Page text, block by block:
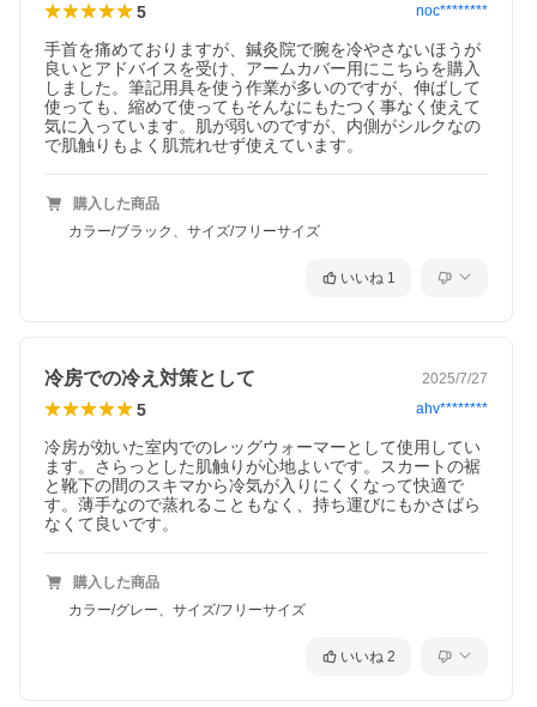
5 noc********
手首を痛めておりますが、鍼灸院で腕を冷やさないほうが
良いとアドバイスを受け、アームカバー用にこちらを購入
しました。筆記用具を使う作業が多いのですが、伸ばして
使っても、縮めて使ってもそんなにもたつく事なく使えて
気に入っています。肌が弱いのですが、内側がシルクなの
で肌触りもよく肌荒れせず使えています。
購入した商品
カラー/ブラック、サイズ/フリーサイズ
いいね 1
冷房での冷え対策として 2025/7/27
5 ahv********
冷房が効いた室内でのレッグウォーマーとして使用してい
ます。さらっとした肌触りが心地よいです。スカートの裾
と靴下の間のスキマから冷気が入りにくくなって快適で
す。薄手なので蒸れることもなく、持ち運びにもかさばら
なくて良いです。
購入した商品
カラー/グレー、サイズ/フリーサイズ
いいね 2